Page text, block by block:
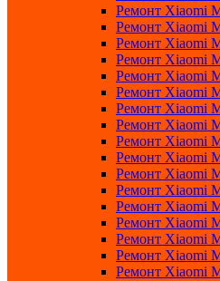
Ремонт Xiaomi
Ремонт Xiaomi
Ремонт Xiaomi
Ремонт Xiaomi
Ремонт Xiaomi
Ремонт Xiaomi
Ремонт Xiaomi
Ремонт Xiaomi
Ремонт Xiaomi
Ремонт Xiaomi
Ремонт Xiaomi
Ремонт Xiaomi
Ремонт Xiaomi
Ремонт Xiaomi
Ремонт Xiaomi
Ремонт Xiaomi
Ремонт Xiaomi